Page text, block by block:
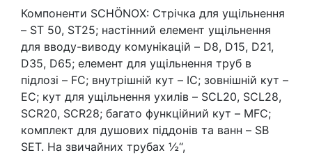
120мм
120мм/50шт
кількість
Компоненти SCHÖNOX: Стрічка для ущільнення
– ST 50, ST25; настінний елемент ущільнення
для вводу-виводу комунікацій – D8, D15, D21,
D35, D65; елемент для ущільнення труб в
підлозі – FC; внутрішній кут – IC; зовнішній кут –
EC; кут для ущільнення ухилів – SCL20, SCL28,
SCR20, SCR28; багато функційний кут – MFC;
комплект для душових піддонів та ванн – SB
SET. На звичайних трубах ½“,